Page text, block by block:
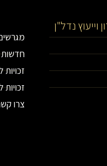
וייעוץ נדל"ן
חדשות
צרו